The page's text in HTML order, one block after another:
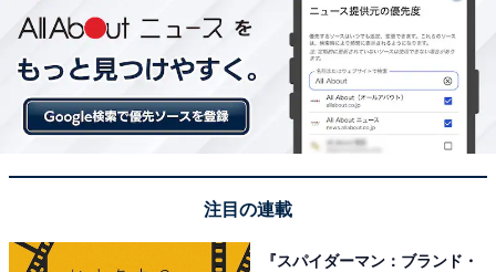
透明なので裏には紙を入れるのがおすすめ
注目の連載
『スパイダーマン：ブランド・